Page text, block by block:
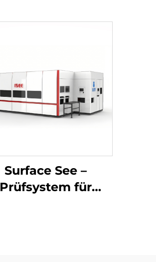
Surface See –
Prüfsystem für